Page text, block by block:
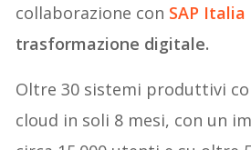
collaborazione con SAP Italia
trasformazione digitale.
Oltre 30 sistemi produttivi
cloud in soli 8 mesi, con un